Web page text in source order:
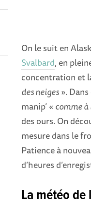
On le suit en
Svalbard, en
concentration et
des neiges».
manip’ « comme
des ours. On
mesure dans le
Patience à
d’heures
La météo de